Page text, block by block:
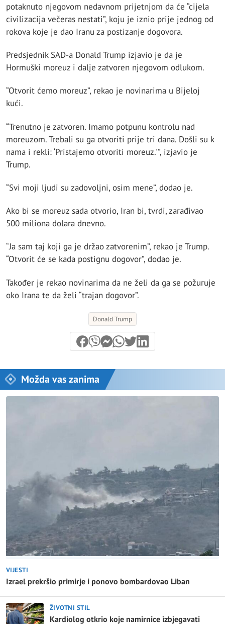
potaknuto njegovom nedavnom prijetnjom da će “cijela
civilizacija večeras nestati”, koju je iznio prije jednog od
rokova koje je dao Iranu za postizanje dogovora.
Predsjednik SAD-a Donald Trump izjavio je da je
Hormuški moreuz i dalje zatvoren njegovom odlukom.
“Otvorit ćemo moreuz”, rekao je novinarima u Bijeloj
kući.
“Trenutno je zatvoren. Imamo potpunu kontrolu nad
moreuzom. Trebali su ga otvoriti prije tri dana. Došli su k
nama i rekli: ‘Pristajemo otvoriti moreuz.'”, izjavio je
Trump.
“Svi moji ljudi su zadovoljni, osim mene”, dodao je.
Ako bi se moreuz sada otvorio, Iran bi, tvrdi, zarađivao
500 miliona dolara dnevno.
“Ja sam taj koji ga je držao zatvorenim”, rekao je Trump.
“Otvorit će se kada postignu dogovor”, dodao je.
Također je rekao novinarima da ne želi da ga se požuruje
oko Irana te da želi “trajan dogovor”.
Donald Trump
Možda vas zanima
VIJESTI
Izrael prekršio primirje i ponovo bombardovao Liban
ŽIVOTNI STIL
Kardiolog otkrio koje namirnice izbjegavati